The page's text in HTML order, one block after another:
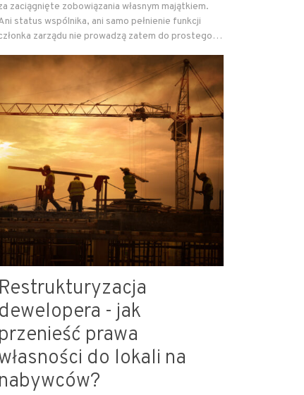
zaciągnięte zobowiązania własnym majątkiem.
status wspólnika, ani samo pełnienie funkcji
zarządu nie prowadzą zatem do prostego…
Restrukturyzacja
dewelopera - jak
przenieść prawa
do lokali na
nabywców?